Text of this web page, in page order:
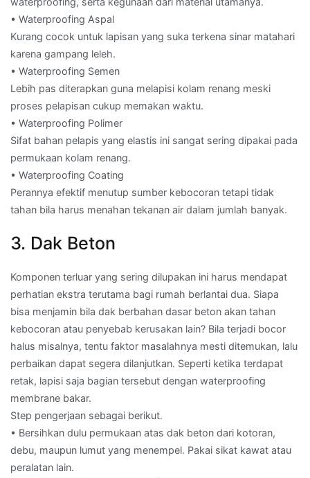
• Waterproofing Aspal
Kurang cocok untuk lapisan yang suka terkena sinar matahari
karena gampang leleh.
• Waterproofing Semen
Lebih pas diterapkan guna melapisi kolam renang meski
proses pelapisan cukup memakan waktu.
• Waterproofing Polimer
Sifat bahan pelapis yang elastis ini sangat sering dipakai pada
permukaan kolam renang.
• Waterproofing Coating
Perannya efektif menutup sumber kebocoran tetapi tidak
tahan bila harus menahan tekanan air dalam jumlah banyak.
3. Dak Beton
Komponen terluar yang sering dilupakan ini harus mendapat
perhatian ekstra terutama bagi rumah berlantai dua. Siapa
bisa menjamin bila dak berbahan dasar beton akan tahan
kebocoran atau penyebab kerusakan lain? Bila terjadi bocor
halus misalnya, tentu faktor masalahnya mesti ditemukan, lalu
perbaikan dapat segera dilanjutkan. Seperti ketika terdapat
retak, lapisi saja bagian tersebut dengan waterproofing
membrane bakar.
Step pengerjaan sebagai berikut.
• Bersihkan dulu permukaan atas dak beton dari kotoran,
debu, maupun lumut yang menempel. Pakai sikat kawat atau
peralatan lain.